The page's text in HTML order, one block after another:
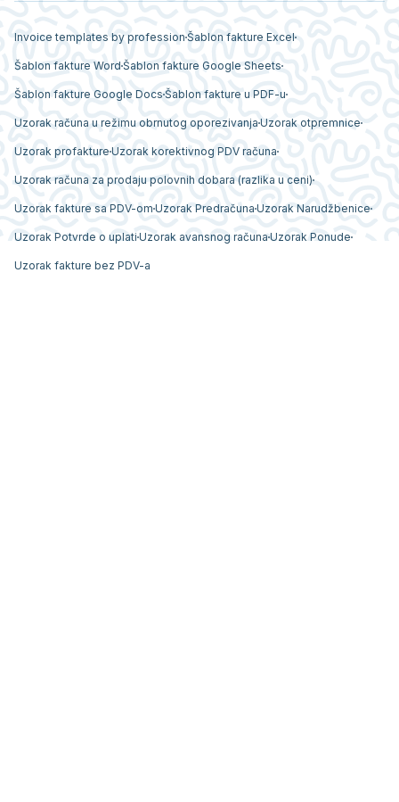
Invoice templates by profession Šablon fakture Excel
Šablon fakture Word Šablon fakture Google Sheets
Šablon fakture Google Docs Šablon fakture u PDF-u
Uzorak računa u režimu obrnutog oporezivanja Uzorak otpremnice
Uzorak profakture Uzorak korektivnog PDV računa
Uzorak računa za prodaju polovnih dobara (razlika u ceni)
Uzorak fakture sa PDV-om Uzorak Predračuna Uzorak Narudžbenice
Uzorak Potvrde o uplati Uzorak avansnog računa Uzorak Ponude
Uzorak fakture bez PDV-a